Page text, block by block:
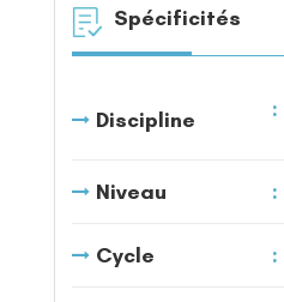
Spécificités
Discipline
Niveau
Cycle